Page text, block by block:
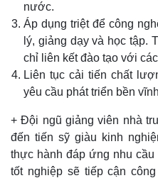
nước.
Áp dụng triệt để công
lý, giảng dạy và học tập.
chỉ liên kết đào tạo với
Liên tục cải tiến chất
yêu cầu phát triển bền
+ Đội ngũ giảng viên nhà
đến tiến sỹ giàu kinh
thực hành đáp ứng nhu
tốt nghiệp sẽ tiếp cận